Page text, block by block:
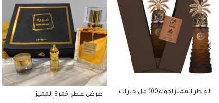
العطر المميز اجواء100 مل خيرات
عرض عطر خمرة المميز